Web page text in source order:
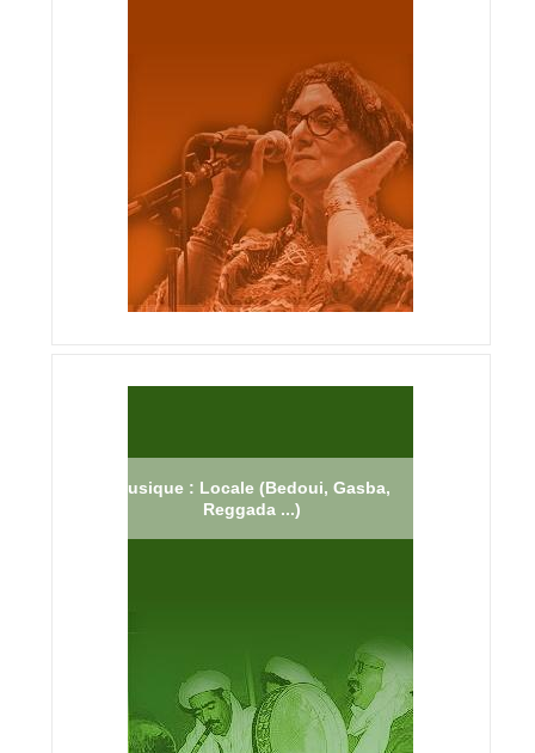
Musique : Locale (Bedoui, Gasba,
Reggada ...)